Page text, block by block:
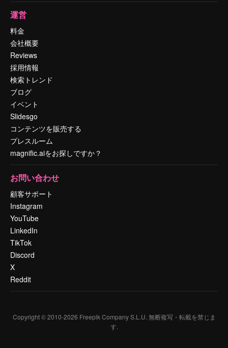
運営
料金
会社概要
Reviews
採用情報
検索トレンド
ブログ
イベント
Slidesgo
コンテンツを販売する
プレスルーム
magnific.aiをお探しですか？
お問い合わせ
顧客サポート
Instagram
YouTube
LinkedIn
TikTok
Discord
X
Reddit
Copyright © 2010-2026 Freepik Company S.L.U. 無断複写・転載を禁じま
す.